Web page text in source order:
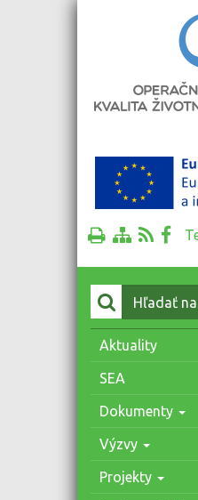
Vyhľadať:
Aktuality
SEA
Dokumenty
Výzvy
Projekty